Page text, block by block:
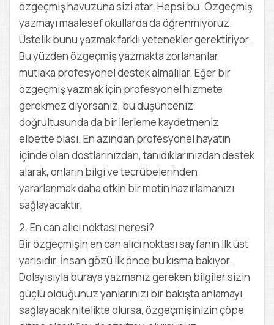
özgeçmiş havuzuna sizi atar. Hepsi bu. Özgeçmiş
yazmayı maalesef okullarda da öğrenmiyoruz.
Üstelik bunu yazmak farklı yetenekler gerektiriyor.
Bu yüzden özgeçmiş yazmakta zorlananlar
mutlaka profesyonel destek almalılar. Eğer bir
özgeçmiş yazmak için profesyonel hizmete
gerekmez diyorsanız, bu düşünceniz
doğrultusunda da bir ilerleme kaydetmeniz
elbette olası. En azından profesyonel hayatın
içinde olan dostlarınızdan, tanıdıklarınızdan destek
alarak, onların bilgi ve tecrübelerinden
yararlanmak daha etkin bir metin hazırlamanızı
sağlayacaktır.
2. En can alıcı noktası neresi?
Bir özgeçmişin en can alıcı noktası sayfanın ilk üst
yarısıdır. İnsan gözü ilk önce bu kısma bakıyor.
Dolayısıyla buraya yazmanız gereken bilgiler sizin
güçlü olduğunuz yanlarınızı bir bakışta anlamayı
sağlayacak nitelikte olursa, özgeçmişinizin çöpe